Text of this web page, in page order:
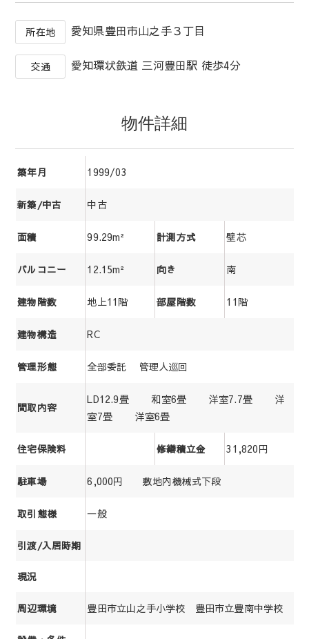
所在地 愛知県豊田市山之手３丁目
交通 愛知環状鉄道 三河豊田駅 徒歩4分
物件詳細
築年月 1999/03
新築/中古 中古
面積 99.29m² 計測方式 壁芯
バルコニー 12.15m² 向き 南
建物階数 地上11階 部屋階数 11階
建物構造 RC
管理形態 全部委託 管理人巡回
間取内容
LD12.9畳 和室6畳 洋室7.7畳 洋
室7畳 洋室6畳
住宅保険料 修繕積立金 31,820円
駐車場 6,000円 敷地内機械式下段
取引態様 一般
引渡/入居時期
現況
周辺環境 豊田市立山之手小学校 豊田市立豊南中学校